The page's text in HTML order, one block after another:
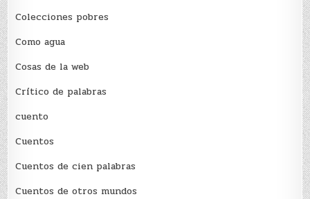
Colecciones pobres
Como agua
Cosas de la web
Crítico de palabras
cuento
Cuentos
Cuentos de cien palabras
Cuentos de otros mundos